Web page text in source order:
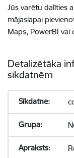
Jūs varētu dalīties
mājaslapai
Maps, PowerBI vai
Detalizētāka
sīkdatnēm